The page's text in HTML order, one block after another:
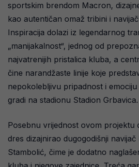
sportskim brendom Macron,
kao autentičan omaž tribini i
Inspiracija dolazi iz legendarnog
„manijakalnost“, jednog od
najvatrenijih pristalica kluba, a
čine narandžaste linije koje
nepokolebljivu pripadnost i emociju
gradi na stadionu Stadion Grbavica.
Posebnu vrijednost ovom projektu
dres dizajnirao dugogodišnji
Stambolić, čime je dodatno